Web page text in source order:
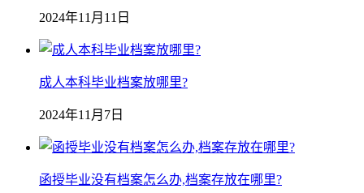
2024年11月11日
成人本科毕业档案放哪里?
2024年11月7日
函授毕业没有档案怎么办,档案存放在哪里?